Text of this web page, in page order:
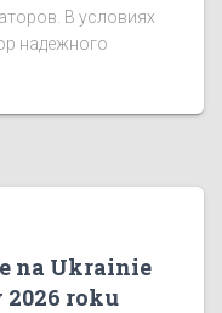
В условиях
надежного
na Ukrainie
roku